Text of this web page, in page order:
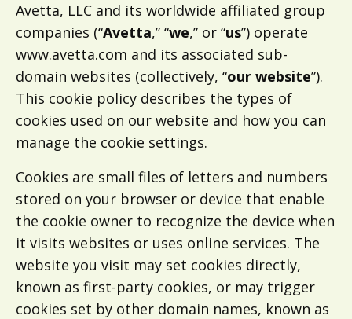
Avetta, LLC and its worldwide affiliated group
companies (“Avetta,” “we,” or “us”) operate
www.avetta.com and its associated sub-
domain websites (collectively, “our website”).
This cookie policy describes the types of
cookies used on our website and how you can
manage the cookie settings.
Cookies are small files of letters and numbers
stored on your browser or device that enable
the cookie owner to recognize the device when
it visits websites or uses online services. The
website you visit may set cookies directly,
known as first-party cookies, or may trigger
cookies set by other domain names, known as